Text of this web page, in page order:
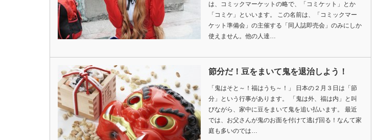
は、コミックマーケットの略で、「コミケット」とか
「コミケ」といいます。 この名前は、「コミックマー
ケット準備会」の主催する「同人誌即売会」のみにしか
使えません。他の人達…
節分だ！豆をまいて鬼を退治しよう！
「鬼はそと～！福はうち～！」 日本の２月３日は「節
分」という行事があります。 「鬼は外、福は内」と叫
びながら、家中に豆をまいて鬼を追い払います。 最近
では、お父さんが鬼のお面を付けて逃げ回る！なんて家
庭も多いのでは…